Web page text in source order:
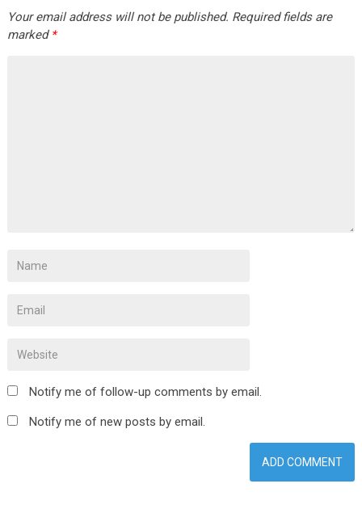
Your email address will not be published. Required fields are
marked *
Notify me of follow-up comments by email.
Notify me of new posts by email.